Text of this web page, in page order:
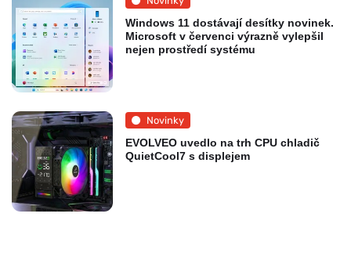
Windows 11 dostávají desítky novinek.
Microsoft v červenci výrazně vylepšil
nejen prostředí systému
Novinky
EVOLVEO uvedlo na trh CPU chladič
QuietCool7 s displejem